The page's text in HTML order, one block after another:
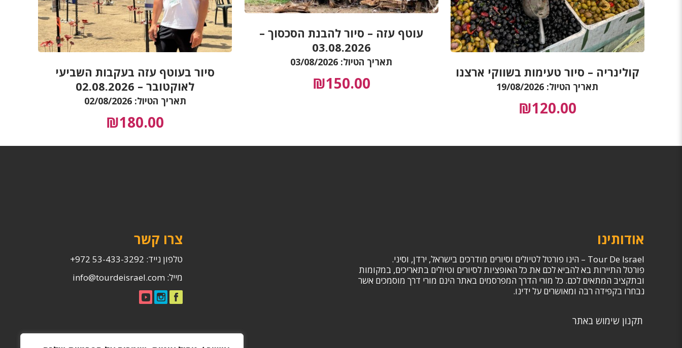
קולינריה – סיור טעימות בשווקי ארצנו
תאריך הטיול: 19/08/2026
₪120.00
עוטף עזה – סיור להבנת הסכסוך –
03.08.2026
תאריך הטיול: 03/08/2026
₪150.00
סיור בעוטף עזה בעקבות השביעי
לאוקטובר – 02.08.2026
תאריך הטיול: 02/08/2026
₪180.00
אודותינו
Tour De Israel – הינו פורטל לטיולים וסיורים מודרכים בישראל, ירדן, וסיני.
פורטל התיירות בא להביא לכם את כל האופציות לסיורים וטיולים בתאריכים, במקומות
ובתקציב המתאים לכם. כל מורי הדרך המפרסמים באתר הינם מורי דרך מוסמכים אשר
נבחרו בקפידה רבה ומאושרים על ידינו.
תקנון שימוש באתר
צרו קשר
טלפון נייד: 53-433-3292 972+
מייל: info@tourdeisrael.com